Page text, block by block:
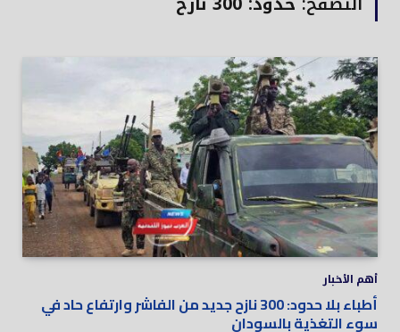
أهم الأخبار
أطباء بلا حدود: 300 نازح جديد من الفاشر وارتفاع حاد في
سوء التغذية بالسودان